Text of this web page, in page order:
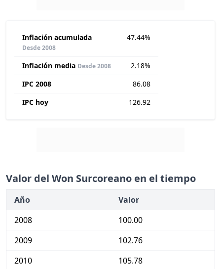
Inflación acumulada
Desde 2008
47.44%
Inflación media Desde 2008
2.18%
IPC 2008
86.08
IPC hoy
126.92
Valor del Won Surcoreano en el tiempo
Año
Valor
2008
100.00
2009
102.76
2010
105.78